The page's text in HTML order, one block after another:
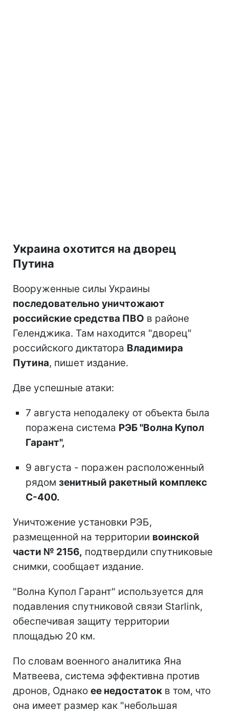
Украина охотится на дворец
Путина
Вооруженные силы Украины
последовательно уничтожают
российские средства ПВО в районе
Геленджика. Там находится "дворец"
российского диктатора Владимира
Путина, пишет издание.
Две успешные атаки:
7 августа неподалеку от объекта была
поражена система РЭБ "Волна Купол
Гарант",
9 августа - поражен расположенный
рядом зенитный ракетный комплекс
С-400.
Уничтожение установки РЭБ,
размещенной на территории воинской
части № 2156, подтвердили спутниковые
снимки, сообщает издание.
"Волна Купол Гарант" используется для
подавления спутниковой связи Starlink,
обеспечивая защиту территории
площадью 20 км.
По словам военного аналитика Яна
Матвеева, система эффективна против
дронов, Однако ее недостаток в том, что
она имеет размер как "небольшая